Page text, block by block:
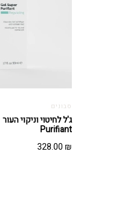
סבונים
Purifiant
328.00 ₪